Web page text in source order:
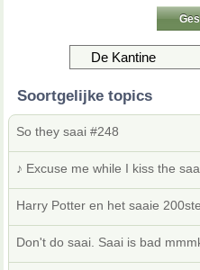
Soortgelijke topics
So they saai #248
♪ Excuse me while I kiss the
Harry Potter en het saaie
Don't do saai. Saai is bad